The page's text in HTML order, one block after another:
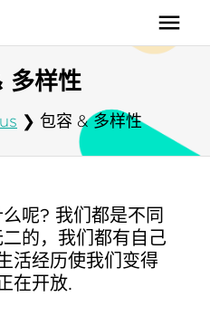
多样性
❯ 包容 & 多样性
呢? 我们都是不同
的，我们都有自己
活经历使我们变得
在开放.